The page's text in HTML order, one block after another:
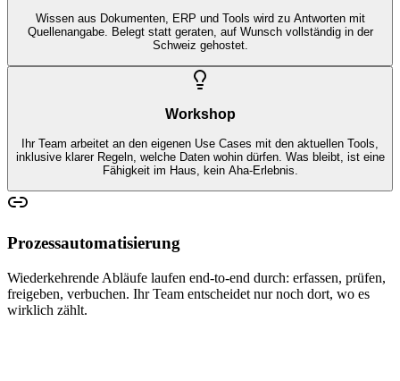
Wissen aus Dokumenten, ERP und Tools wird zu Antworten mit
Quellenangabe. Belegt statt geraten, auf Wunsch vollständig in der
Schweiz gehostet.
Workshop
Ihr Team arbeitet an den eigenen Use Cases mit den aktuellen Tools,
inklusive klarer Regeln, welche Daten wohin dürfen. Was bleibt, ist eine
Fähigkeit im Haus, kein Aha-Erlebnis.
Prozessautomatisierung
Wiederkehrende Abläufe laufen end-to-end durch: erfassen, prüfen,
freigeben, verbuchen. Ihr Team entscheidet nur noch dort, wo es
wirklich zählt.